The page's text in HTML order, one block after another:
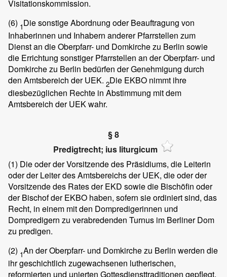
Visitationskommission.
(6) 1Die sonstige Abordnung oder Beauftragung von
Inhaberinnen und Inhabern anderer Pfarrstellen zum
Dienst an die Oberpfarr- und Domkirche zu Berlin sowie
die Errichtung sonstiger Pfarrstellen an der Oberpfarr- und
Domkirche zu Berlin bedürfen der Genehmigung durch
den Amtsbereich der UEK. 2Die EKBO nimmt ihre
diesbezüglichen Rechte in Abstimmung mit dem
Amtsbereich der UEK wahr.
§ 8
Predigtrecht; ius liturgicum
(1) Die oder der Vorsitzende des Präsidiums, die Leiterin
oder der Leiter des Amtsbereichs der UEK, die oder der
Vorsitzende des Rates der EKD sowie die Bischöfin oder
der Bischof der EKBO haben, sofern sie ordiniert sind, das
Recht, in einem mit den Dompredigerinnen und
Dompredigern zu verabredenden Turnus im Berliner Dom
zu predigen.
(2) 1An der Oberpfarr- und Domkirche zu Berlin werden die
ihr geschichtlich zugewachsenen lutherischen,
reformierten und unierten Gottesdiensttraditionen gepflegt.